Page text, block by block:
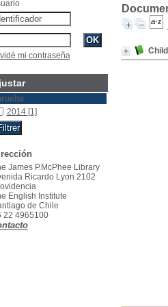
mi contraseña
2014 [1]
James P.McPhee Library
Ricardo Lyon 2102
English Institute
de Chile
22 4965100